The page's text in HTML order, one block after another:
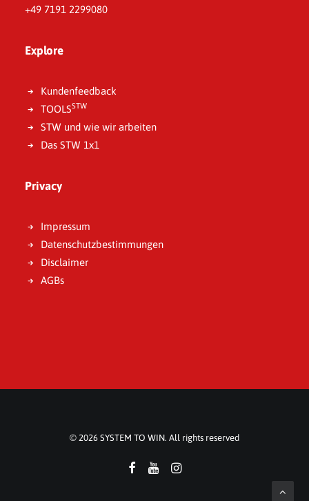
+49 7191 2299080
Explore
Kundenfeedback
TOOLSSTW
STW und wie wir arbeiten
Das STW 1x1
Privacy
Impressum
Datenschutzbestimmungen
Disclaimer
AGBs
© 2026 SYSTEM TO WIN. All rights reserved